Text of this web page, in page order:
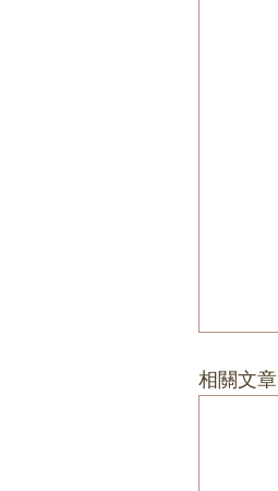
相關文章